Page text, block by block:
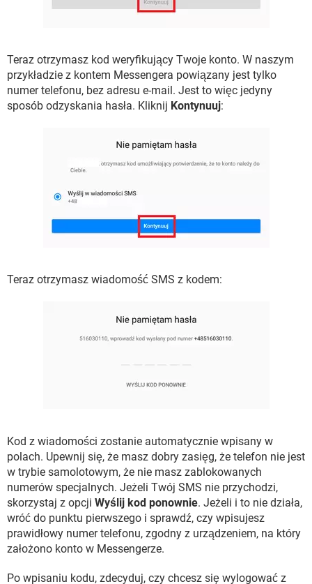
Teraz otrzymasz kod weryfikujący Twoje konto. W naszym
przykładzie z kontem Messengera powiązany jest tylko
numer telefonu, bez adresu e-mail. Jest to więc jedyny
sposób odzyskania hasła. Kliknij Kontynuuj:
Teraz otrzymasz wiadomość SMS z kodem:
Kod z wiadomości zostanie automatycznie wpisany w
polach. Upewnij się, że masz dobry zasięg, że telefon nie jest
w trybie samolotowym, że nie masz zablokowanych
numerów specjalnych. Jeżeli Twój SMS nie przychodzi,
skorzystaj z opcji Wyślij kod ponownie. Jeżeli i to nie działa,
wróć do punktu pierwszego i sprawdź, czy wpisujesz
prawidłowy numer telefonu, zgodny z urządzeniem, na który
założono konto w Messengerze.
Po wpisaniu kodu, zdecyduj, czy chcesz się wylogować z